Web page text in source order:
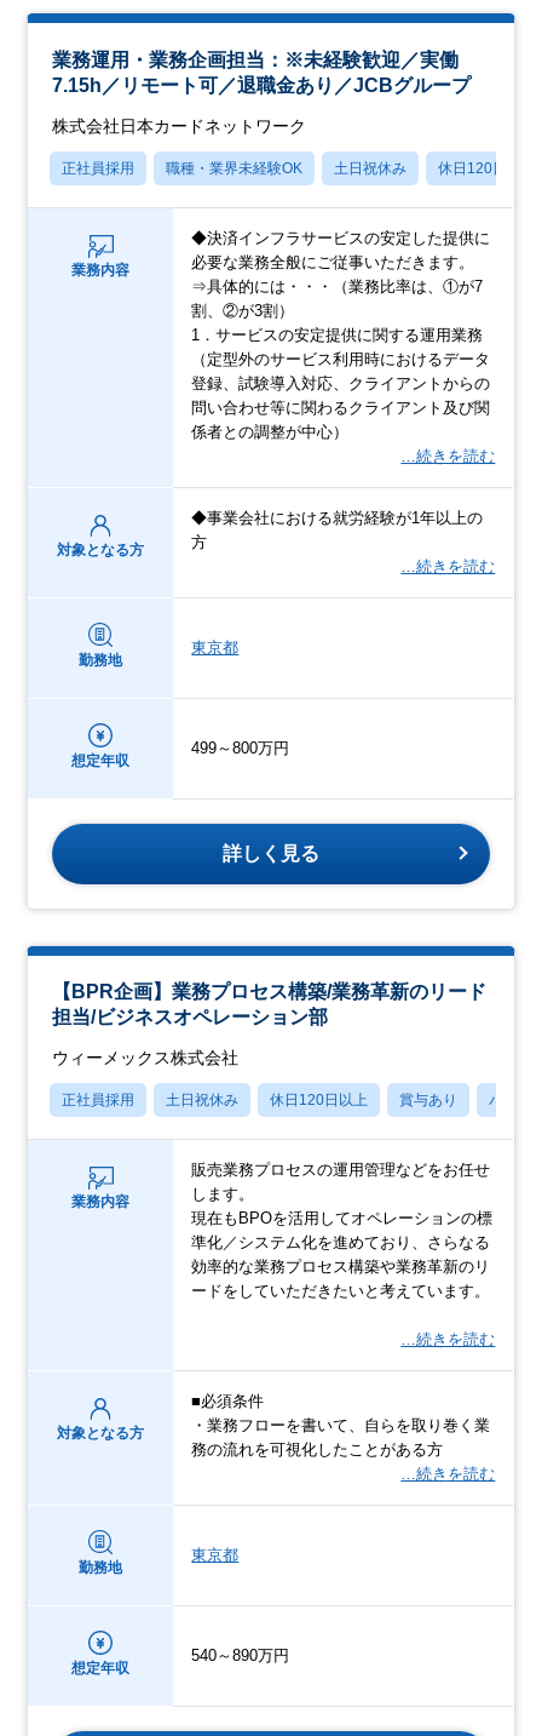
業務運用・業務企画担当：※未経験歓迎／実働
7.15h／リモート可／退職金あり／JCBグループ
株式会社日本カードネットワーク
正社員採用 職種・業界未経験OK 土日祝休み 休日120日以上
業務内容
◆決済インフラサービスの安定した提供に
必要な業務全般にご従事いただきます。
⇒具体的には・・・（業務比率は、①が7
割、②が3割）
1．サービスの安定提供に関する運用業務
（定型外のサービス利用時におけるデータ
登録、試験導入対応、クライアントからの
問い合わせ等に関わるクライアント及び関
係者との調整が中心）
…続きを読む
対象となる方
◆事業会社における就労経験が1年以上の
方
…続きを読む
勤務地
東京都
想定年収
499～800万円
詳しく見る
【BPR企画】業務プロセス構築/業務革新のリード
担当/ビジネスオペレーション部
ウィーメックス株式会社
正社員採用 土日祝休み 休日120日以上 賞与あり パパマ
業務内容
販売業務プロセスの運用管理などをお任せ
します。
現在もBPOを活用してオペレーションの標
準化／システム化を進めており、さらなる
効率的な業務プロセス構築や業務革新のリ
ードをしていただきたいと考えています。
…続きを読む
対象となる方
■必須条件
・業務フローを書いて、自らを取り巻く業
務の流れを可視化したことがある方
…続きを読む
勤務地
東京都
想定年収
540～890万円